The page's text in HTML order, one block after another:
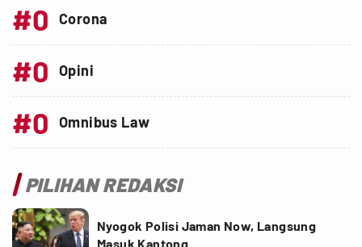
#0 Corona
#0 Opini
#0 Omnibus Law
PILIHAN REDAKSI
Nyogok Polisi Jaman Now, Langsung
Masuk Kantong